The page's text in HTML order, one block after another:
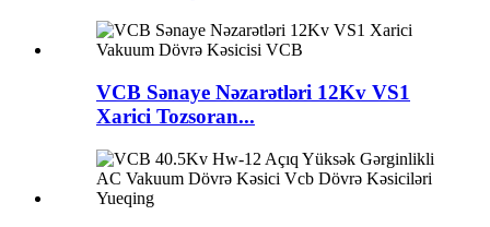
VCB Sənaye Nəzarətləri 12Kv VS1
Xarici Tozsoran...